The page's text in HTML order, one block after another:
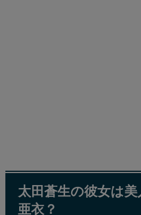
太田蒼生の彼女は美
亜衣？